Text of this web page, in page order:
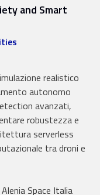
and Smart
realistico
autonomo
avanzati,
robustezza e
serverless
tra droni e
Space Italia